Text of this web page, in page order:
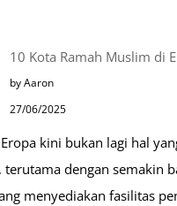
10 Kota Ramah Muslim di
by Aaron
27/06/2025
kini bukan lagi hal
terutama dengan semakin
menyediakan fasilitas